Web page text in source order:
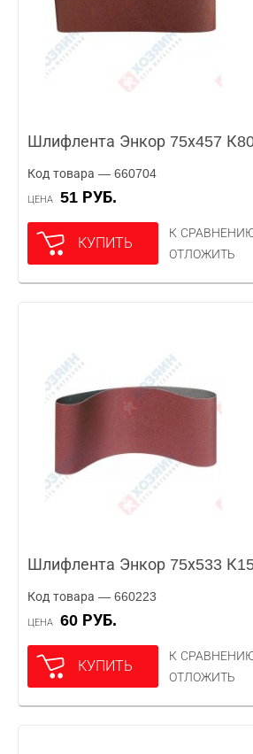
Шлифлента Энкор 75х457
Код товара — 660704
ЦЕНА 51 РУБ.
КУПИТЬ
К
ОТЛОЖИТЬ
Шлифлента Энкор 75х533
Код товара — 660223
ЦЕНА 60 РУБ.
КУПИТЬ
К
ОТЛОЖИТЬ